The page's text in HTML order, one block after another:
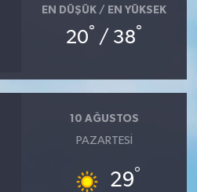
EN DÜŞÜK / EN YÜKSEK
20° / 38°
10 AĞUSTOS
PAZARTESI
29°